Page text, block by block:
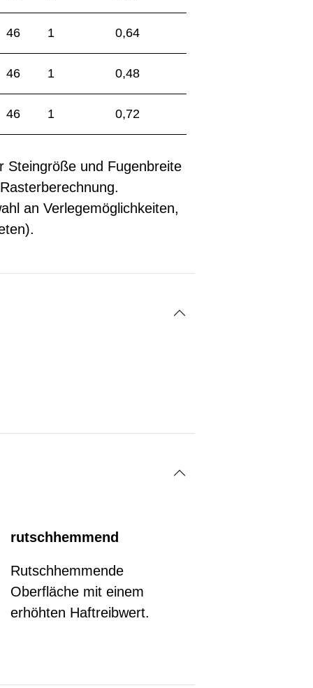
46 1 0,64
46 1 0,48
46 1 0,72
Steingröße und Fugenbreite
an Verlegemöglichkeiten,
rutschhemmend
Rutschhemmende
Oberfläche mit einem
erhöhten Haftreibwert.